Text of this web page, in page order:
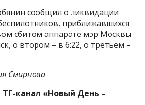
сообщил о ликвидации
приближавшихся
сбитом аппарате мэр Москвы
о втором – в 6:22, о третьем –
Смирнова
ТГ-канал «Новый День –